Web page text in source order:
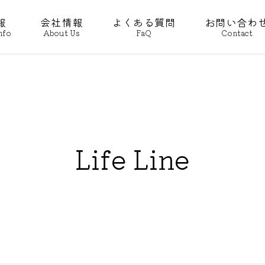
会社情報
About Us
よくある質問
FaQ
お問い合わ
Contact
Life Line